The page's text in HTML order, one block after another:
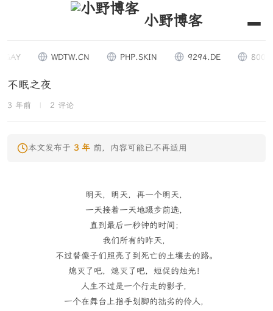
小野博客
WDTW.CN PHP.SKIN 9294.DE
不眠之夜
3 年前 2 评论
本文发布于 3 年 前，内容可能已不再适用
明天，明天，再一个明天，
一天接着一天地蹑步前选，
直到最后一秒钟的时间；
我们所有的昨天，
不过替傻子们照亮了到死亡的土壤去的路。
熄灭了吧，熄灭了吧，短促的烛光！
人生不过是一个行走的影子，
一个在舞台上指手划脚的拙劣的伶人，